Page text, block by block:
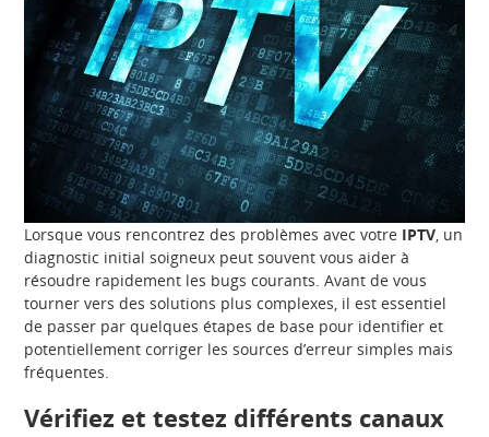
Lorsque vous rencontrez des problèmes avec votre IPTV, un
diagnostic initial soigneux peut souvent vous aider à
résoudre rapidement les bugs courants. Avant de vous
tourner vers des solutions plus complexes, il est essentiel
de passer par quelques étapes de base pour identifier et
potentiellement corriger les sources d’erreur simples mais
fréquentes.
Vérifiez et testez différents canaux